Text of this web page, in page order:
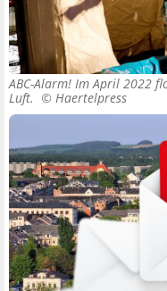
ABC-Alarm! Im April 2022
Luft. © Haertelpress